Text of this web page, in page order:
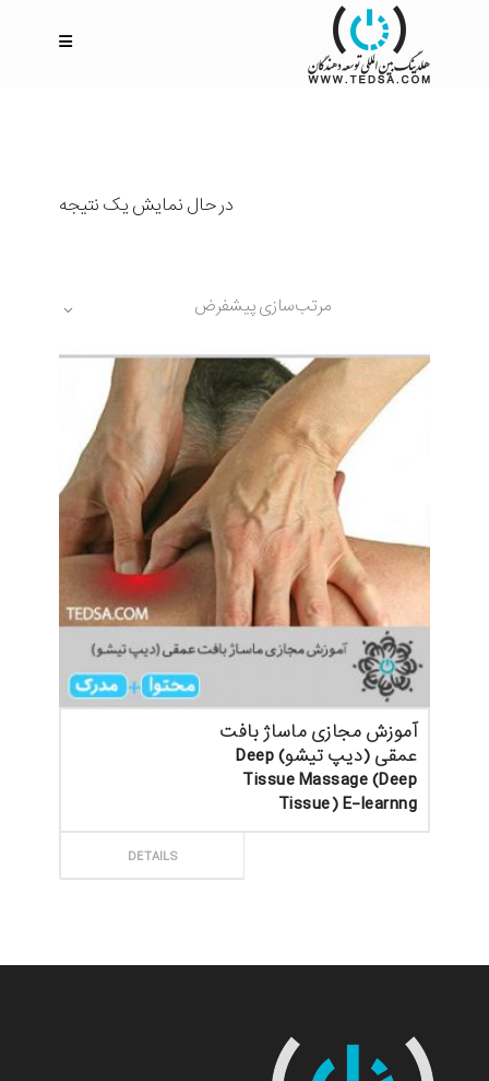
در حال نمایش یک نتیجه
مرتب‌سازی پیشفرض
آموزش مجازی ماساژ بافت
عمقی (دیپ تیشو) Deep
Tissue Massage (Deep
Tissue) E-learnng
DETAILS